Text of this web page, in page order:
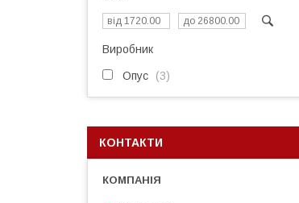
Виробник
Опус 3
КОНТАКТИ